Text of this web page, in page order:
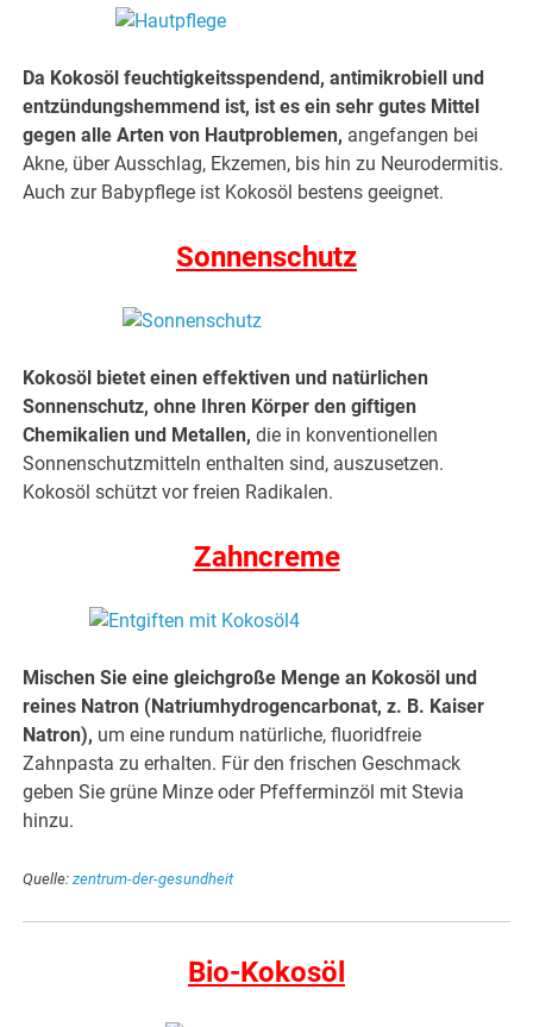
Da Kokosöl feuchtigkeitsspendend, antimikrobiell und
entzündungshemmend ist, ist es ein sehr gutes Mittel
gegen alle Arten von Hautproblemen, angefangen bei
Akne, über Ausschlag, Ekzemen, bis hin zu Neurodermitis.
Auch zur Babypflege ist Kokosöl bestens geeignet.
Sonnenschutz
Kokosöl bietet einen effektiven und natürlichen
Sonnenschutz, ohne Ihren Körper den giftigen
Chemikalien und Metallen, die in konventionellen
Sonnenschutzmitteln enthalten sind, auszusetzen.
Kokosöl schützt vor freien Radikalen.
Zahncreme
Mischen Sie eine gleichgroße Menge an Kokosöl und
reines Natron (Natriumhydrogencarbonat, z. B. Kaiser
Natron), um eine rundum natürliche, fluoridfreie
Zahnpasta zu erhalten. Für den frischen Geschmack
geben Sie grüne Minze oder Pfefferminzöl mit Stevia
hinzu.
Quelle:zentrum-der-gesundheit
Bio-Kokosöl